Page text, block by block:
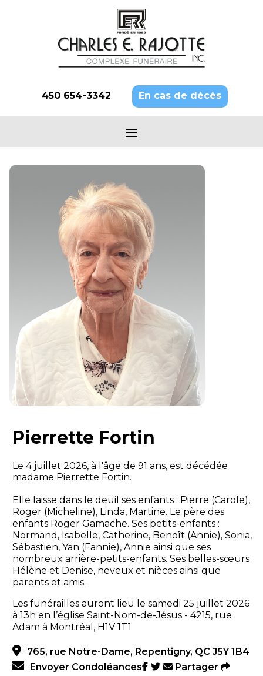
450 654-3342 En cas de décès
Pierrette Fortin
Le 4 juillet 2026, à l'âge de 91 ans, est décédée
madame Pierrette Fortin.
Elle laisse dans le deuil ses enfants : Pierre (Carole),
Roger (Micheline), Linda, Martine. Le père des
enfants Roger Gamache. Ses petits-enfants :
Normand, Isabelle, Catherine, Benoît (Annie), Sonia,
Sébastien, Yan (Fannie), Annie ainsi que ses
nombreux arrière-petits-enfants. Ses belles-sœurs
Hélène et Denise, neveux et nièces ainsi que
parents et amis.
Les funérailles auront lieu le samedi 25 juillet 2026
à 13h en l’église Saint-Nom-de-Jésus - 4215, rue
Adam à Montréal, H1V 1T1
765, rue Notre-Dame, Repentigny, QC J5Y 1B4
Envoyer Condoléances
Partager